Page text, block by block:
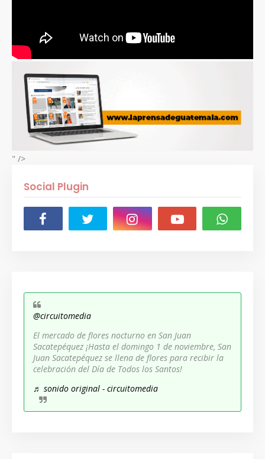
" />
Social Plugin
@circuitomedia
El mercado de flores nocturno en San Juan
Sacatepéquez ¡Hasta el domingo 1 de noviembre, San
Juan Sacatepéquez se llena de flores para recibir la
celebración del Día de Todos los Santos!
♬ sonido original - circuitomedia